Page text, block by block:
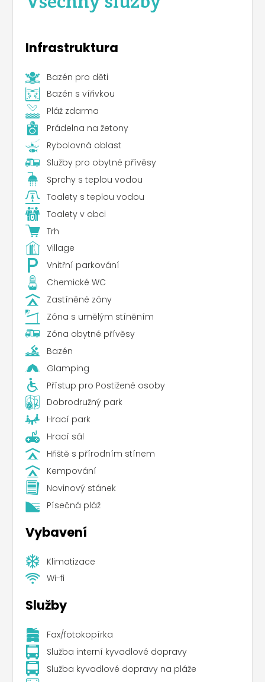
Infrastruktura
Bazén pro děti
Bazén s vířivkou
Pláž zdarma
Prádelna na žetony
Rybolovná oblast
Služby pro obytné přívěsy
Sprchy s teplou vodou
Toalety s teplou vodou
Toalety v obci
Trh
Village
Vnitřní parkování
Chemické WC
Zastíněné zóny
Zóna s umělým stíněním
Zóna obytné přívěsy
Bazén
Glamping
Přístup pro Postižené osoby
Dobrodružný park
Hrací park
Hrací sál
Hřiště s přírodním stínem
Kempování
Novinový stánek
Písečná pláž
Vybavení
Klimatizace
Wi-fi
Služby
Fax/fotokopírka
Služba interní kyvadlové dopravy
Služba kyvadlové dopravy na pláže